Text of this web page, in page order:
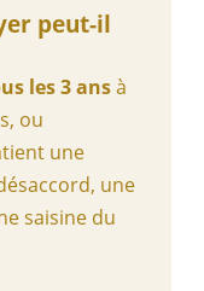
peut-il
les 3 ansà
ou
une
une
saisine du